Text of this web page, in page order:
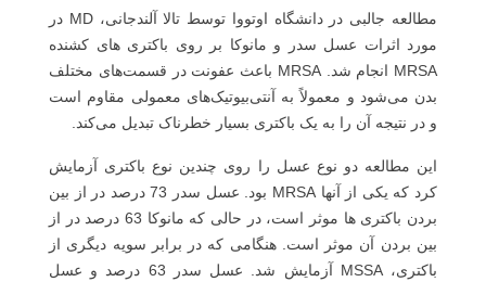
مطالعه جالبی در دانشگاه اوتووا توسط تالا آلندجانی، MD در
مورد اثرات عسل سدر و مانوکا بر روی باکتری های کشنده
MRSA انجام شد. MRSA باعث عفونت در قسمت‌های مختلف
بدن می‌شود و معمولاً به آنتی‌بیوتیک‌های معمولی مقاوم است
و در نتیجه آن را به یک باکتری بسیار خطرناک تبدیل می‌کند.
این مطالعه دو نوع عسل را روی چندین نوع باکتری آزمایش
کرد که یکی از آنها MRSA بود. عسل سدر 73 درصد در از بین
بردن باکتری ها موثر است، در حالی که مانوکا 63 درصد در از
بین بردن آن موثر است. هنگامی که در برابر سویه دیگری از
باکتری، MSSA آزمایش شد. عسل سدر 63 درصد و عسل